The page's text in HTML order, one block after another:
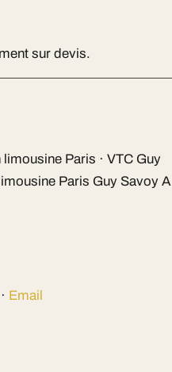
sur devis.
Paris · VTC Guy
Paris Guy Savoy A
· Email